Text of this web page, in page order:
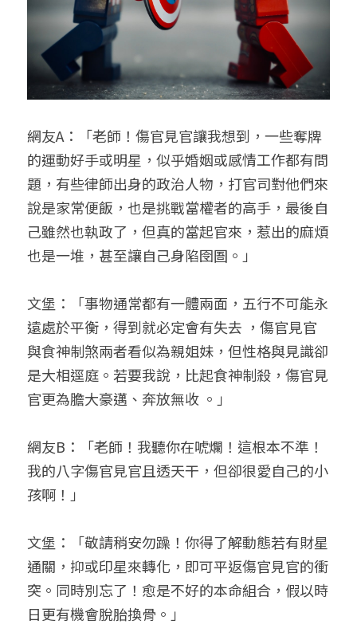
網友A：「老師！傷官見官讓我想到，一些奪牌
的運動好手或明星，似乎婚姻或感情工作都有問
題，有些律師出身的政治人物，打官司對他們來
說是家常便飯，也是挑戰當權者的高手，最後自
己雖然也執政了，但真的當起官來，惹出的麻煩
也是一堆，甚至讓自己身陷囹圄。」
文堡：「事物通常都有一體兩面，五行不可能永
遠處於平衡，得到就必定會有失去 ，傷官見官
與食神制煞兩者看似為親姐妹，但性格與見識卻
是大相逕庭。若要我說，比起食神制殺，傷官見
官更為膽大豪邁、奔放無收 。」
網友B：「老師！我聽你在唬爛！這根本不準！
我的八字傷官見官且透天干，但卻很愛自己的小
孩啊！」
文堡：「敬請稍安勿躁！你得了解動態若有財星
通關，抑或印星來轉化，即可平返傷官見官的衝
突。同時別忘了！愈是不好的本命組合，假以時
日更有機會脫胎換骨。」